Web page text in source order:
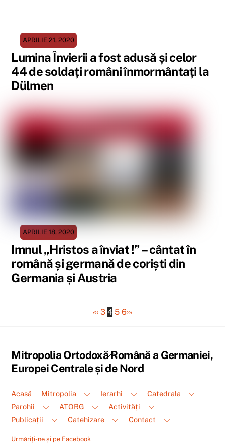
APRILIE 21, 2020
Lumina Învierii a fost adusă și celor
44 de soldați români înmormântați la
Dülmen
APRILIE 18, 2020
Imnul „Hristos a înviat !” – cântat în
română și germană de coriști din
Germania și Austria
«‹ 3 4 5 6›»
Back
To
Mitropolia Ortodoxă Română a Germaniei,
Europei Centrale și de Nord
Acasă Mitropolia Ierarhi
Catedrala
Parohii
ATORG
Activități
Publicații
Catehizare Contact
Urmăriți-ne și pe Facebook